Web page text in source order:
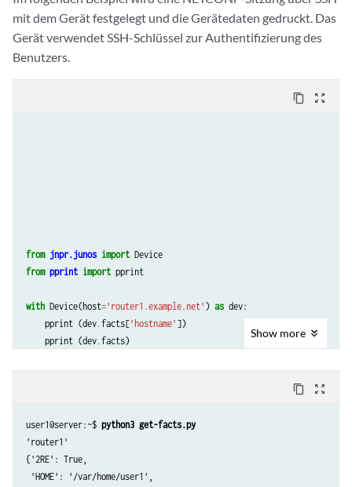
mit dem Gerät festgelegt und die Gerätedaten gedruckt. Das
Gerät verwendet SSH-Schlüssel zur Authentifizierung des
Benutzers.
content_copy zoom_out_map
from jnpr.junos import Device
from pprint import pprint
with Device(host='router1.example.net' ) as dev:
pprint (dev.facts['hostname' ])
pprint (dev.facts)
Show more
content_copy zoom_out_map
user1@server:~$ python3 get-facts.py
'router1'
{'2RE': True,
'HOME': '/var/home/user1',